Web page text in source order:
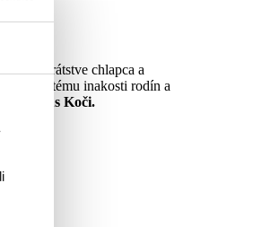
o kamarátstve chlapca a
na tému inakosti rodín a
Dárius Koči.